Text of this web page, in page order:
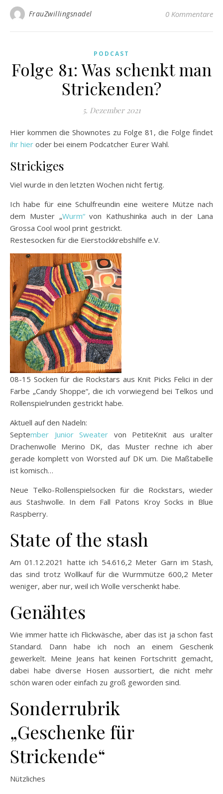
FrauZwillingsnadel 0 Kommentare
PODCAST
Folge 81: Was schenkt man
Strickenden?
5. Dezember 2021
Hier kommen die Shownotes zu Folge 81, die Folge findet
ihr hier oder bei einem Podcatcher Eurer Wahl.
Strickiges
Viel wurde in den letzten Wochen nicht fertig.
Ich habe für eine Schulfreundin eine weitere Mütze nach
dem Muster „Wurm“von Kathushinka auch in der Lana
Grossa Cool wool print gestrickt.
Restesocken für die Eierstockkrebshilfe e.V.
08-15 Socken für die Rockstars aus Knit Picks Felici in der
Farbe „Candy Shoppe“, die ich vorwiegend bei Telkos und
Rollenspielrunden gestrickt habe.
Aktuell auf den Nadeln:
September Junior Sweater von PetiteKnit aus uralter
Drachenwolle Merino DK, das Muster rechne ich aber
gerade komplett von Worsted auf DK um. Die Maßtabelle
ist komisch…
Neue Telko-Rollenspielsocken für die Rockstars, wieder
aus Stashwolle. In dem Fall Patons Kroy Socks in Blue
Raspberry.
State of the stash
Am 01.12.2021 hatte ich 54.616,2 Meter Garn im Stash,
das sind trotz Wollkauf für die Wurmmütze 600,2 Meter
weniger, aber nur, weil ich Wolle verschenkt habe.
Genähtes
Wie immer hatte ich Flickwäsche, aber das ist ja schon fast
Standard. Dann habe ich noch an einem Geschenk
gewerkelt. Meine Jeans hat keinen Fortschritt gemacht,
dabei habe diverse Hosen aussortiert, die nicht mehr
schön waren oder einfach zu groß geworden sind.
Sonderrubrik
„Geschenke für
Strickende“
Nützliches